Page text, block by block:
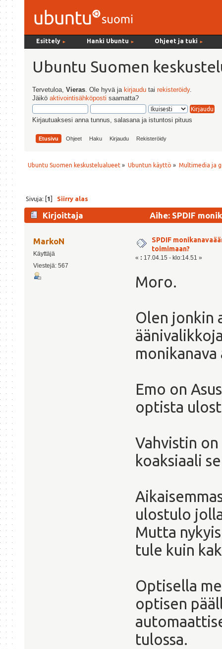
Esittely ► Hanki Ubuntu ► Ohjeet ja tuki ►
Ubuntu Suomen
Tervetuloa,Vieras . Ole hyvä ja kirjaudu tairekisteröidy.
Jäiköaktivointisähköposti saamatta?
Kirjautuaksesi anna tunnus, salasana ja istuntosi pituus
Etusivu Ohjeet Haku Kirjaudu Rekisteröidy
Ubuntu Suomen keskustelualueet » Ubuntun käyttö » Multimedia ja
Sivuja: [1] Siirry alas
Kirjoittaja Aihe: SPDIF
MarkoN
Käyttäjä
Viestejä: 567
SPDIF
toimimaan?
« : 17.04.15 - klo:14.51 »
Moro.
Olen jonkin
Emo on
optista
Vahvistin on
koaksiaali
ulostulo
Mutta
tule kuin
Optisella
optisen
tulossa.